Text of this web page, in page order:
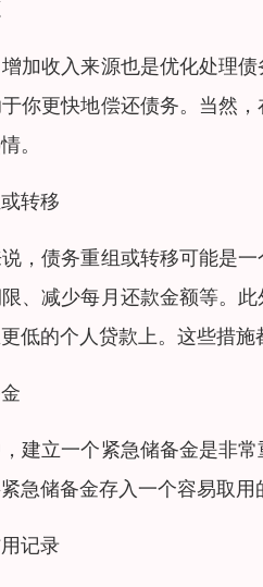
加收入来源也是优化处理
你更快地偿还债务。当然
。
转移
，债务重组或转移可能是
、减少每月还款金额等。
低的个人贷款上。这些措施
建立一个紧急储备金是非
急储备金存入一个容易取
记录